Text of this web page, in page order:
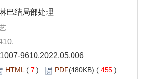
巴结局部处理
9610.2022.05.006
HTML( 7 ) PDF(480KB) ( 455 )